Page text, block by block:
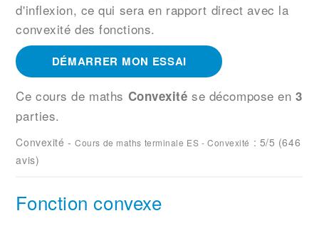
d'inflexion, ce qui sera en rapport direct avec la
convexité des fonctions.
DÉMARRER MON ESSAI
Ce cours de maths Convexité se décompose en3
parties.
Convexité -Cours de maths terminale ES - Convexité : 5/5 (646
avis)
Fonction convexe